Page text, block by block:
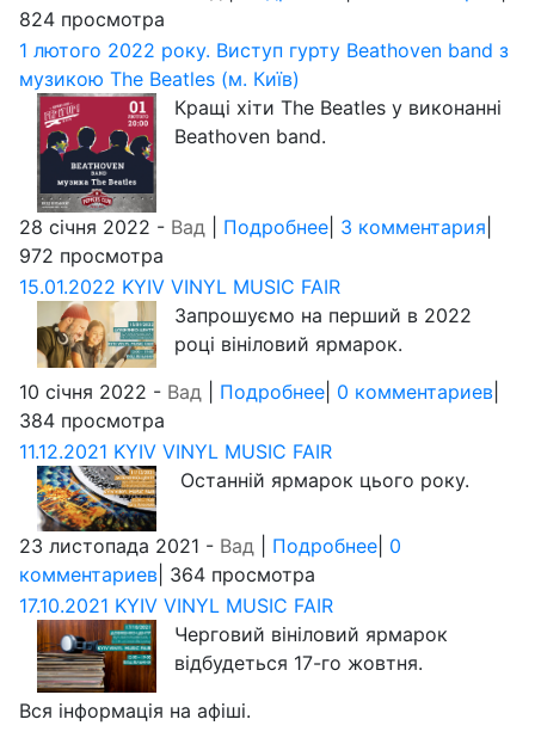
824 просмотра
1 лютого 2022 року. Виступ гурту Beathoven band з
музикою The Beatles (м. Київ)
Кращі хіти The Beatles у виконанні
Beathoven band.
28 січня 2022 - Вад Подробнее 3 комментария
972 просмотра
15.01.2022 KYIV VINYL MUSIC FAIR
Запрошуємо на перший в 2022
році вініловий ярмарок.
10 січня 2022 - Вад Подробнее 0 комментариев
384 просмотра
11.12.2021 KYIV VINYL MUSIC FAIR
Останній ярмарок цього року.
23 листопада 2021 - Вад Подробнее 0
комментариев | 364 просмотра
17.10.2021 KYIV VINYL MUSIC FAIR
Черговий вініловий ярмарок
відбудеться 17-го жовтня.
Вся інформація на афіші.